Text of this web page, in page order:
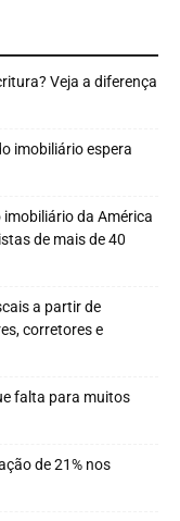
Veja a diferença
imobiliário espera
da América
de mais de 40
a partir de
corretores e
falta para muitos
de 21% nos